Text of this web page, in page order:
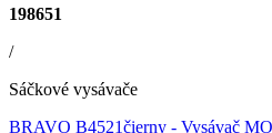
198651
/
Sáčkové vysávače
BRAVO B4521čierny - Vysávač